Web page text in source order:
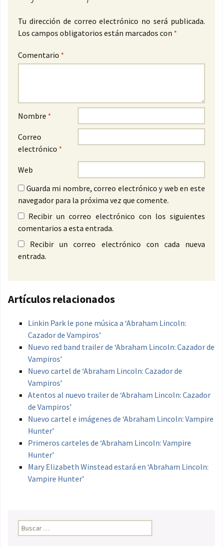
Tu dirección de correo electrónico no será publicada.
Los campos obligatorios están marcados con *
Comentario *
Nombre *
Correo
electrónico *
Web
Guarda mi nombre, correo electrónico y web en este
navegador para la próxima vez que comente.
Recibir un correo electrónico con los siguientes
comentarios a esta entrada.
Recibir un correo electrónico con cada nueva
entrada.
Artículos relacionados
Linkin Park le pone música a ‘Abraham Lincoln:
Cazador de Vampiros’
Nuevo red band trailer de ‘Abraham Lincoln: Cazador de
Vampiros’
Nuevo cartel de ‘Abraham Lincoln: Cazador de
Vampiros’
Atentos al nuevo trailer de ‘Abraham Lincoln: Cazador
de Vampiros’
Nuevo cartel e imágenes de ‘Abraham Lincoln: Vampire
Hunter’
Primeros carteles de ‘Abraham Lincoln: Vampire
Hunter’
Mary Elizabeth Winstead estará en ‘Abraham Lincoln:
Vampire Hunter’
Buscar: